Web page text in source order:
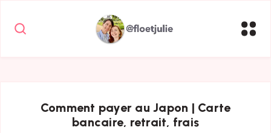
Comment payer au Japon | Carte
bancaire, retrait, frais